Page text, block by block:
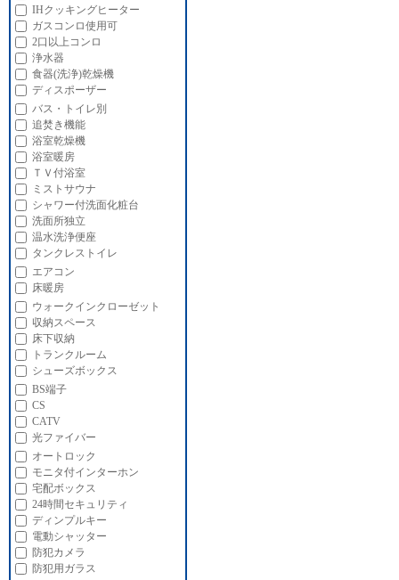
IHクッキングヒーター
ガスコンロ使用可
2口以上コンロ
浄水器
食器(洗浄)乾燥機
ディスポーザー
バス・トイレ別
追焚き機能
浴室乾燥機
浴室暖房
ＴＶ付浴室
ミストサウナ
シャワー付洗面化粧台
洗面所独立
温水洗浄便座
タンクレストイレ
エアコン
床暖房
ウォークインクローゼット
収納スペース
床下収納
トランクルーム
シューズボックス
BS端子
CS
CATV
光ファイバー
オートロック
モニタ付インターホン
宅配ボックス
24時間セキュリティ
ディンプルキー
電動シャッター
防犯カメラ
防犯用ガラス